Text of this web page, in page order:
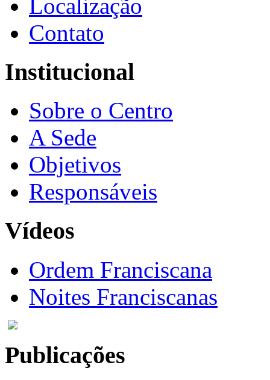
Localização
Contato
Institucional
Sobre o Centro
A Sede
Objetivos
Responsáveis
Vídeos
Ordem Franciscana
Noites Franciscanas
Publicações